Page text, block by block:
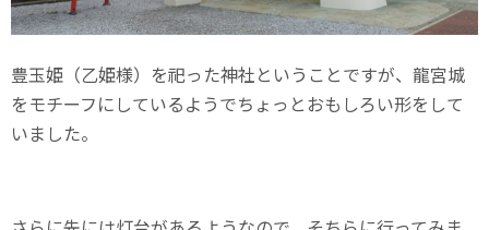
豊玉姫（乙姫様）を祀った神社ということですが、龍宮城
をモチーフにしているようでちょっとおもしろい形をして
いました。